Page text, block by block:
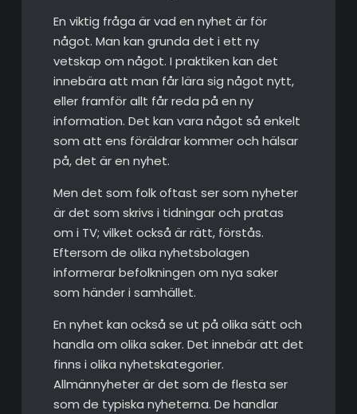
En viktig fråga är vad en nyhet är för
något. Man kan grunda det i ett ny
vetskap om något. I praktiken kan det
innebära att man får lära sig något nytt,
eller framför allt får reda på en ny
information. Det kan vara något så enkelt
som att ens föräldrar kommer och hälsar
på, det är en nyhet.
Men det som folk oftast ser som nyheter
är det som skrivs i tidningar och pratas
om i TV; vilket också är rätt, förstås.
Eftersom de olika nyhetsbolagen
informerar befolkningen om nya saker
som händer i samhället.
En nyhet kan också se ut på olika sätt och
handla om olika saker. Det innebär att det
finns i olika nyhetskategorier.
Allmännyheter är det som de flesta ser
som de typiska nyheterna. De handlar